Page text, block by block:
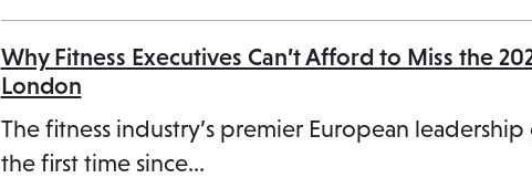
Why Fitness Executives Can’t Afford to Miss the
London
The fitness industry’s premier European
the first time since…